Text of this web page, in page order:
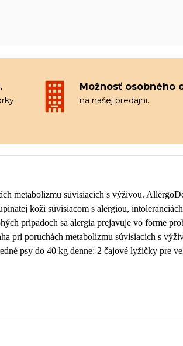
Možnosť osobného
na našej predajni.
metabolizmu súvisiacich s výživou.
koži súvisiacom s alergiou,
prípadoch sa alergia prejavuje vo forme
pri poruchách metabolizmu súvisiacich s
psy do 40 kg denne: 2 čajové lyžičky pre